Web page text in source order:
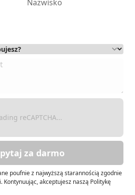
reCAPTCHA...
za darmo
poufnie z najwyższą starannością zgodnie
akceptujesz naszą Politykę